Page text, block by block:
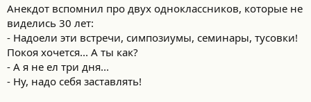
Анекдот вспомнил про двух одноклассников, которые не
виделись 30 лет:
- Надоели эти встречи, симпозиумы, семинары, тусовки!
Покоя хочется... А ты как?
- А я не ел три дня...
- Ну, надо себя заставлять!